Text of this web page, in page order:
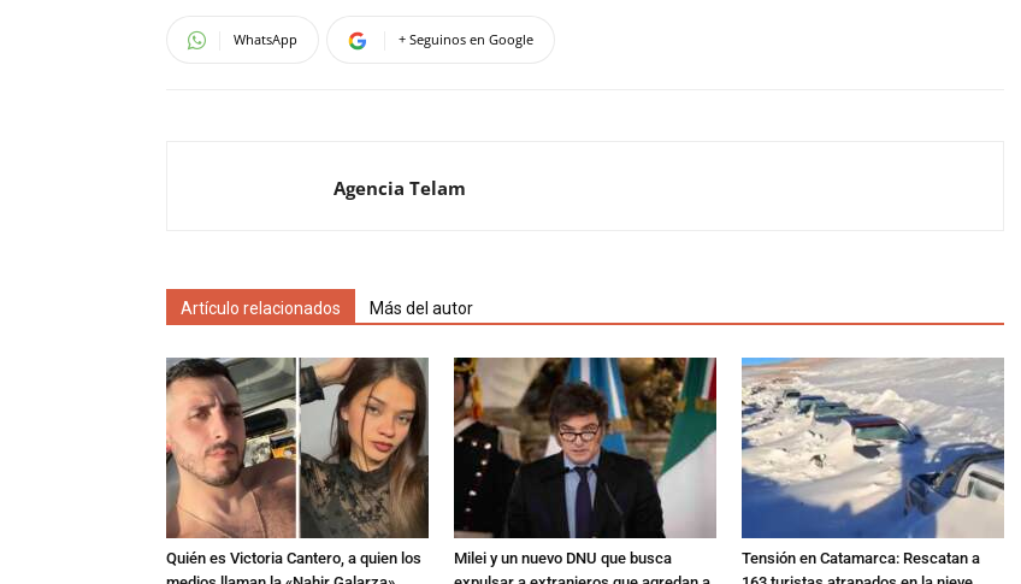
WhatsApp + Seguinos en Google
Agencia Telam
Artículo relacionados Más del autor
Quién es Victoria Cantero, a quien los
Milei y un nuevo DNU que busca
Tensión en Catamarca: Rescatan a